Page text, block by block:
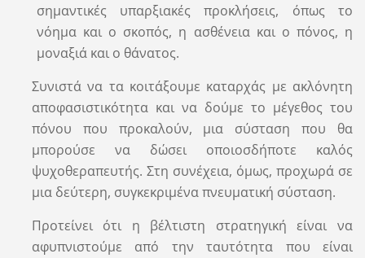
σημαντικές υπαρξιακές προκλήσεις, όπως το
νόημα και ο σκοπός, η ασθένεια και ο πόνος, η
μοναξιά και ο θάνατος.
Συνιστά να τα κοιτάξουμε καταρχάς με ακλόνητη
αποφασιστικότητα και να δούμε το μέγεθος του
πόνου που προκαλούν, μια σύσταση που θα
μπορούσε να δώσει οποιοσδήποτε καλός
ψυχοθεραπευτής. Στη συνέχεια, όμως, προχωρά σε
μια δεύτερη, συγκεκριμένα πνευματική σύσταση.
Προτείνει ότι η βέλτιστη στρατηγική είναι να
αφυπνιστούμε από την ταυτότητα που είναι